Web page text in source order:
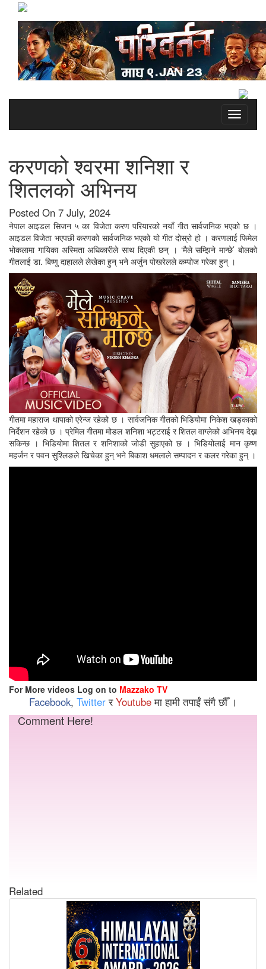
Toggle
करणको श्वरमा शनिशा र
शितलको अभिनय
Posted On 7 July, 2024
नेपाल आइडल सिजन ५ का विजेता करण परियारको नयाँ गीत सार्वजनिक भएको छ ।
आइडल विजेता भएपछी करणको सार्वजनिक भएको यो गीत दोस्रो हो । करणलाई फिमेल
भोकलामा गायिका अस्मिता अधिकारीले साथ दिएकी छन् । ‘मैले सम्झिने मान्छे’ बोलको
गीतलाई डा. बिष्णु दाहालले लेखेका हुन् भने अर्जुन पोखरेलले कम्पोज गरेका हुन् ।
गीतमा महाराज थापाको एरेन्ज रहेको छ । सार्वजनिक गीतको भिडियोमा निकेश खड्काको
निर्देशन रहेको छ । प्रेमिल गीतमा मोडल शनिशा भट्टराई र शितल वाग्लेको अभिनय देख्न
सकिन्छ । भिडियोमा शितल र शनिशाको जोडी सुहाएको छ । भिडियोलाई मान कृष्ण
महर्जन र पवन सुश्लिङले खिचेका हुन् भने बिकाश धमलाले सम्पादन र कलर गरेका हुन् ।
For More videos Log on to Mazzako TV
Facebook, TwitterरYoutubeमा हामी तपाईं संगै छौँ ।
Comment Here!
Related